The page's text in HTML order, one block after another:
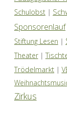
Schulobst|
Sponsorenlauf
Stiftung Lesen |
Theater|
Trödelmarkt|
Zirkus